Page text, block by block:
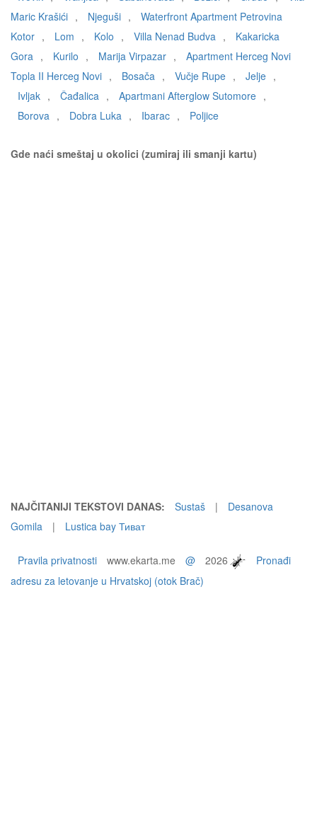
Maric Krašići , Njeguši ,
Waterfront Apartment Petrovina
Kotor , Lom , Kolo , Villa Nenad Budva ,
Kakaricka
Gora , Kurilo , Marija Virpazar ,
Apartment Herceg Novi
Topla II Herceg Novi , Bosača , Vučje Rupe , Jelje ,
Ivljak , Čađalica , Apartmani Afterglow Sutomore ,
Borova , Dobra Luka , Ibarac , Poljice
Gde naći smeštaj u okolici (zumiraj ili smanji kartu)
NAJČITANIJI TEKSTOVI DANAS: Sustaš |
Desanova
Gomila
| Lustica bay Тиват
Pravila privatnosti www.ekarta.me @ 2026
Pronađi
adresu za letovanje u Hrvatskoj (otok Brač)